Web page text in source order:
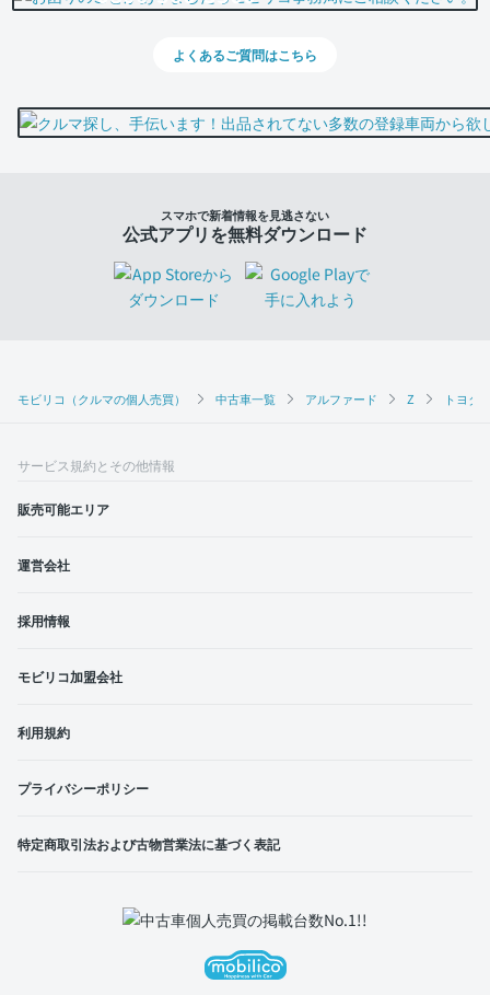
モビリコ（クルマの個人売買） 中古車一覧 アルファード Z トヨタ
よくあるご質問はこちら
スマホで新着情報を見逃さない
公式アプリを無料ダウンロード
サービス規約とその他情報
販売可能エリア
運営会社
採用情報
モビリコ加盟会社
利用規約
プライバシーポリシー
特定商取引法および古物営業法に基づく表記